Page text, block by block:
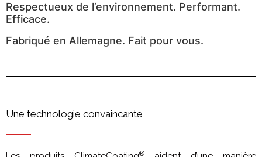
Respectueux de l’environnement. Performant.
Efficace.
Fabriqué en Allemagne. Fait pour vous.
Une technologie convaincante
®